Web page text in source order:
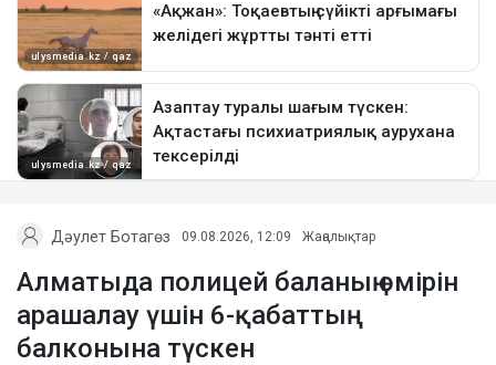
Дәулет Ботагөз 09.08.2026, 12:09 Жаңалықтар
Алматыда полицей баланың өмірін
арашалау үшін 6-қабаттың
балконына түскен